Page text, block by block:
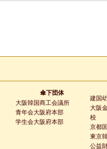
傘下団体
大阪韓国商工会議所
青年会大阪府本部
学生会大阪府本部
建国
大阪
校
京都
東京
公益